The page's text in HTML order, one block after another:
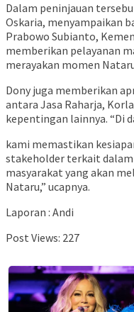
Dalam peninjauan
Oskaria, menyampaikan
Prabowo Subianto,
memberikan pelayanan
merayakan momen
Dony juga memberikan
antara Jasa Raharja,
kepentingan lainnya. “Di
kami memastikan
stakeholder terkait
masyarakat yang akan
Nataru,” ucapnya.
Laporan : Andi
Post Views: 227